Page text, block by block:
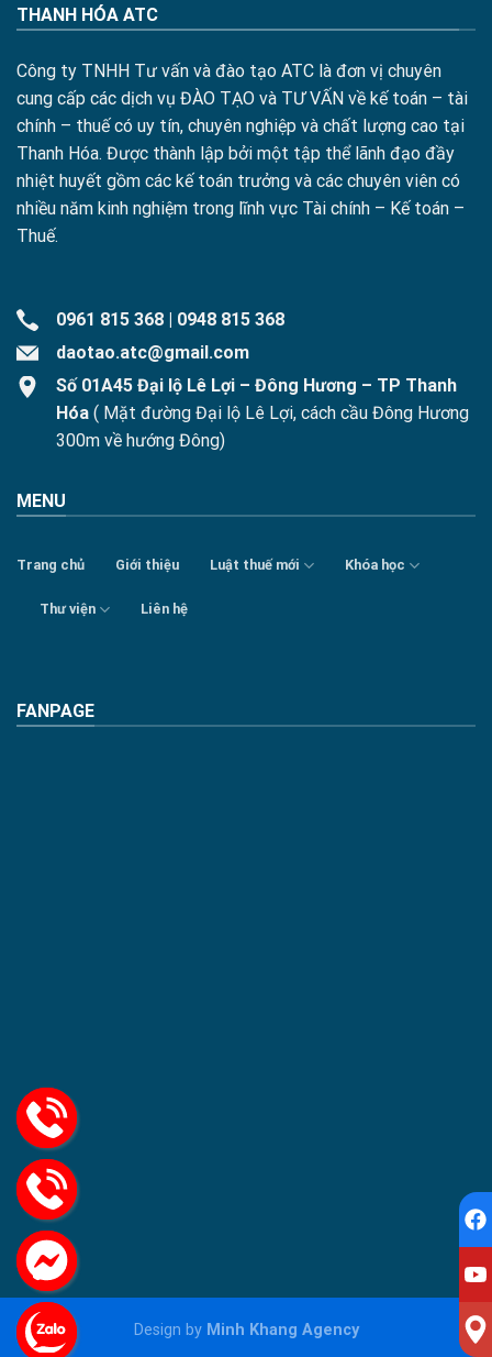
THANH HÓA ATC
Công ty TNHH Tư vấn và đào tạo ATC là đơn vị chuyên
cung cấp các dịch vụ ĐÀO TẠO và TƯ VẤN về kế toán – tài
chính – thuế có uy tín, chuyên nghiệp và chất lượng cao tại
Thanh Hóa. Được thành lập bởi một tập thể lãnh đạo đầy
nhiệt huyết gồm các kế toán trưởng và các chuyên viên có
nhiều năm kinh nghiệm trong lĩnh vực Tài chính – Kế toán –
Thuế.
0961 815 368 | 0948 815 368
daotao.atc@gmail.com
Số 01A45 Đại lộ Lê Lợi – Đông Hương – TP Thanh
Hóa ( Mặt đường Đại lộ Lê Lợi, cách cầu Đông Hương
300m về hướng Đông)
MENU
Trang chủ Giới thiệu Luật thuế mới Khóa học
Thư viện Liên hệ
FANPAGE
Design by Minh Khang Agency